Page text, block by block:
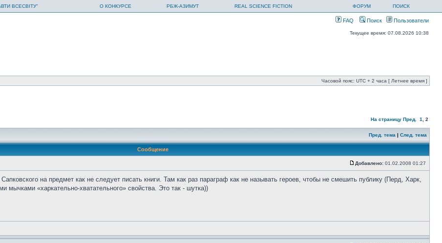
ВСЕСВІТУ" О КОНКУРСЕ РБЖ-АЗИМУТ REAL SCIENCE FICTION ФОРУМ ПОИСК
FAQ Поиск Пользователи
Текущее время: 07.08.2026 10:38
Часовой пояс: UTC + 2 часа [ Летнее время ]
На страницу Пред. 1 2
Пред. тема | След. тема
Сообщение
Добавлено: 01.02.2008 01:27
на предмет как не следует писать книги. Там как раз параграф как не называть героев, чтобы не смешить публику (Перд, Харк,
мычками «харкательно-хватательного» свойства. Это так - шутка))